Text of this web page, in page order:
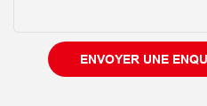
ENVOYER UNE